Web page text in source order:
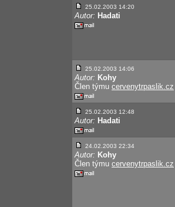
25.02.2003 14:20
Autor: Hadati
25.02.2003 14:06
Autor: Kohy
Člen týmu cervenytrpaslik.cz
25.02.2003 12:48
Autor: Hadati
24.02.2003 22:34
Autor: Kohy
Člen týmu cervenytrpaslik.cz